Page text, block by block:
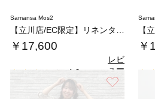
Samansa Mos2
￥17,600
4.0（1）
レビ
ュー
を見
る
￥